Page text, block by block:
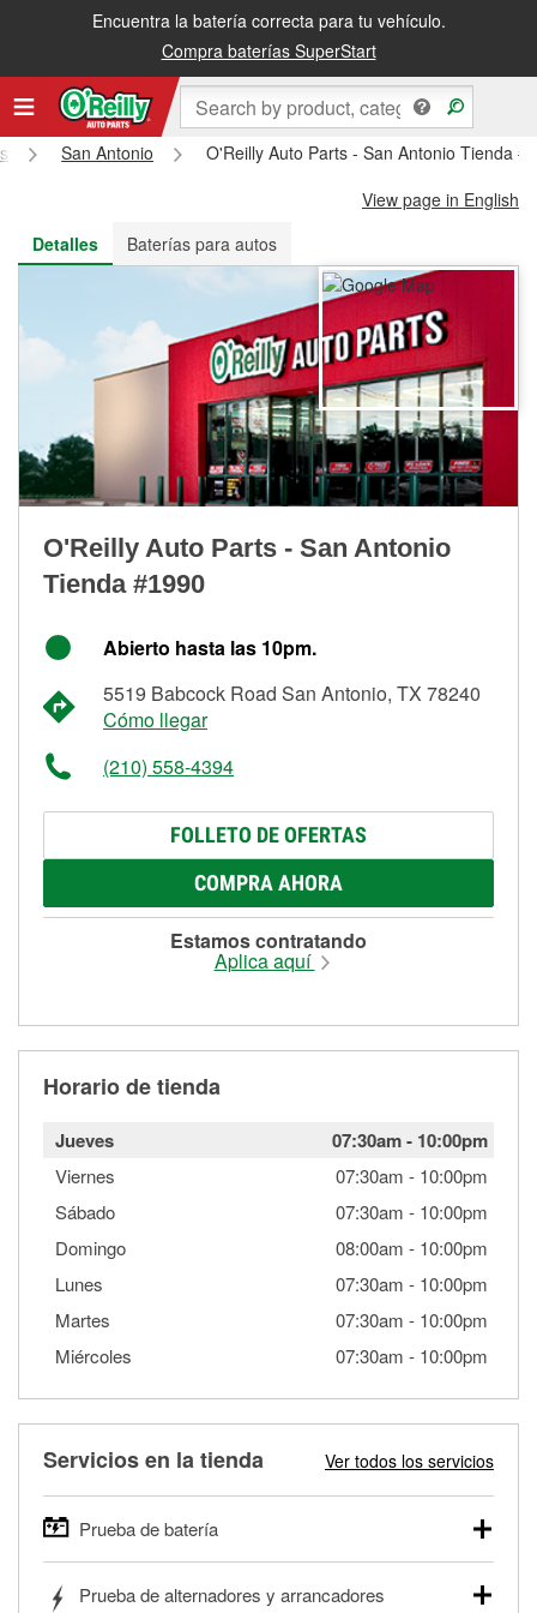
Encuentra la batería correcta para tu vehículo.
Compra baterías SuperStart
Recibe tu orden gratis al día siguiente o recógela en la tienda
San Antonio
O'Reilly Auto Parts - San Antonio Tienda
View page in English
Detalles
Baterías para autos
O'Reilly Auto Parts - San Antonio
Tienda #1990
Abierto hasta las 10pm.
5519 Babcock Road San Antonio, TX 78240
Cómo llegar
(210) 558-4394
FOLLETO DE OFERTAS
COMPRA AHORA
Estamos contratando
Aplica aquí
Horario de tienda
Jueves 07:30am- 10:00pm
Viernes 07:30am - 10:00pm
Sábado
07:30am - 10:00pm
Domingo
08:00am - 10:00pm
Lunes
07:30am - 10:00pm
Martes
07:30am - 10:00pm
Miércoles
07:30am - 10:00pm
Servicios en la tienda Ver todos los servicios
Prueba de batería
autos, camionetas, SUVs, vehículos comerciales y
Prueba de alternadores y arrancadores